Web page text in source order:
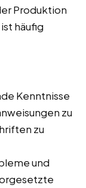
Produktion
häufig
Kenntnisse
zu
zu
und